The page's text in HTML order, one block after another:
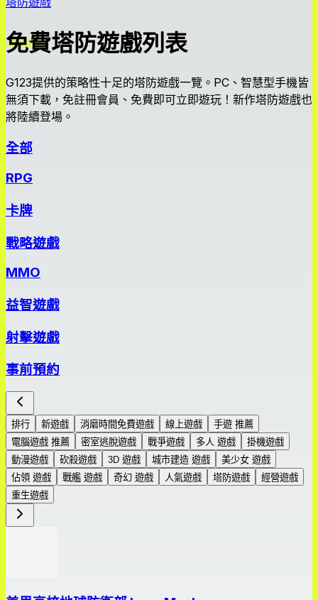
免費塔防遊戲列表
G123提供的策略性十足的塔防遊戲一覽。PC、智慧型手機皆
無須下載，免註冊會員、免費即可立即遊玩！新作塔防遊戲也
將陸續登場。
全部
RPG
卡牌
戰略遊戲
MMO
益智遊戲
射擊遊戲
事前預約
排行 新遊戲 消磨時間免費遊戲 線上遊戲
手遊 推薦
電腦遊戲 推薦
密室逃脫遊戲 戰爭遊戲 多人 遊戲
掛機遊戲
動漫遊戲
砍殺遊戲 3D 遊戲 城市建造 遊戲
美少女 遊戲
佔領 遊戲
戰艦 遊戲 奇幻 遊戲 人氣遊戲 塔防遊戲
經營遊戲
重生遊戲